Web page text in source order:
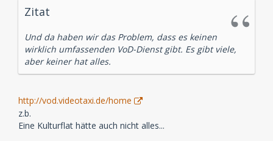
Zitat
Und da haben wir das Problem, dass es keinen
wirklich umfassenden VoD-Dienst gibt. Es gibt viele,
aber keiner hat alles.
http://vod.videotaxi.de/home
z.b.
Eine Kulturflat hätte auch nicht alles...